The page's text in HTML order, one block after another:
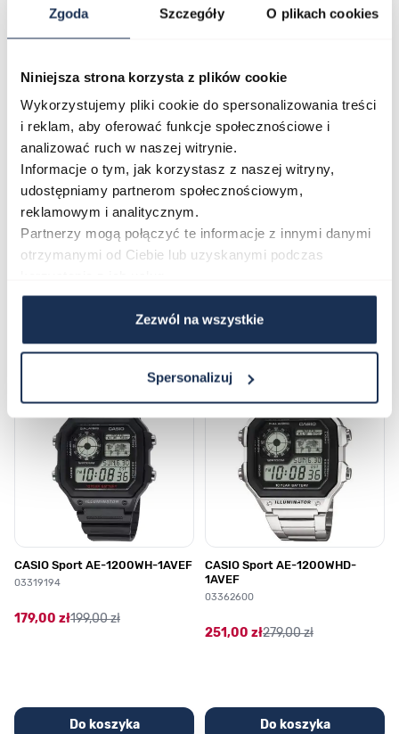
Zgoda Szczegóły O plikach cookies
Niniejsza strona korzysta z plików cookie
Wykorzystujemy pliki cookie do spersonalizowania treści
i reklam, aby oferować funkcje społecznościowe i
analizować ruch w naszej witrynie.
Informacje o tym, jak korzystasz z naszej witryny,
udostępniamy partnerom społecznościowym,
reklamowym i analitycznym.
Partnerzy mogą połączyć te informacje z innymi danymi
otrzymanymi od Ciebie lub uzyskanymi podczas
Zezwól na wszystkie
Spersonalizuj
Parametry
Opinie
Zapytaj o produkt
Płatność i dostawa
Najczęściej kupowane
Poruszanie się po elementach karuzeli jest możliwe za pomocą
Naciśnij, aby pominąć karuzelę
Naciśnij, aby przejść do nawigacji karuzeli
CASIO Sport AE-1200WH-1AVEF
03319194
179,00 zł199,00 zł
Do koszyka
CASIO Sport AE-1200WHD-
1AVEF
03362600
251,00 zł279,00 zł
Do koszyka